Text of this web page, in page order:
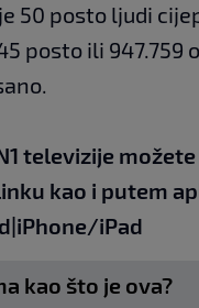
50 posto ljudi
posto ili 947.759
televizije
kao i putem
|iPhone/iPad
kao što je ova?